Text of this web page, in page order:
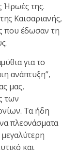
Ήρωές της.
Καισαριανής,
που έδωσαν τη
για το
ανάπτυξη”,
μας,
των
Τα ήδη
πλεονάσματα
και